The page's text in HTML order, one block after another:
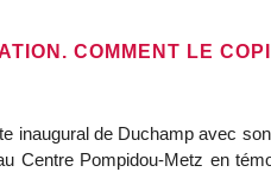
COMMENT LE
inaugural de Duchamp avec
Centre Pompidou-Metz en